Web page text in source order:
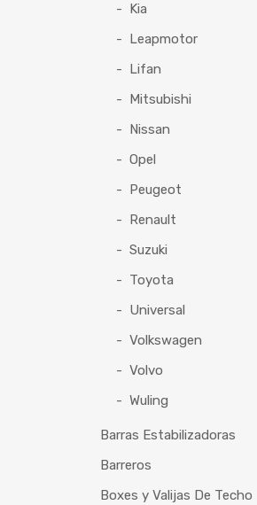
Kia
Leapmotor
Lifan
Mitsubishi
Nissan
Opel
Peugeot
Renault
Suzuki
Toyota
Universal
Volkswagen
Volvo
Wuling
Barras Estabilizadoras
Barreros
Boxes y Valijas De Techo